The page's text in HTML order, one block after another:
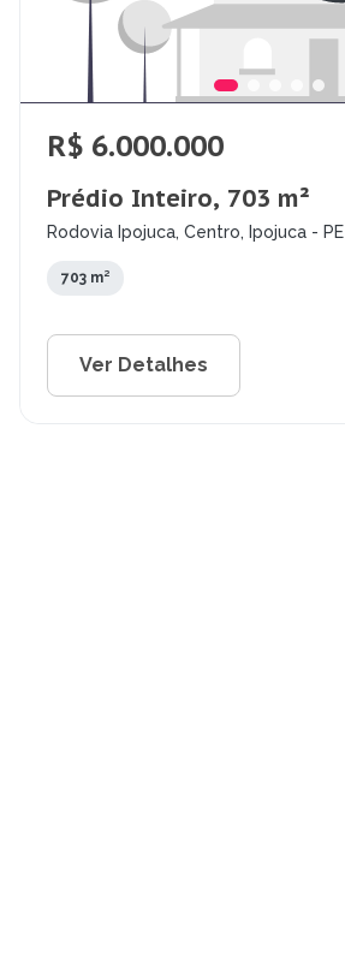
R$ 6.000.000
Prédio Inteiro, 703 m²
Rodovia Ipojuca, Centro, Ipojuca - PE
703 m²
Ver Detalhes